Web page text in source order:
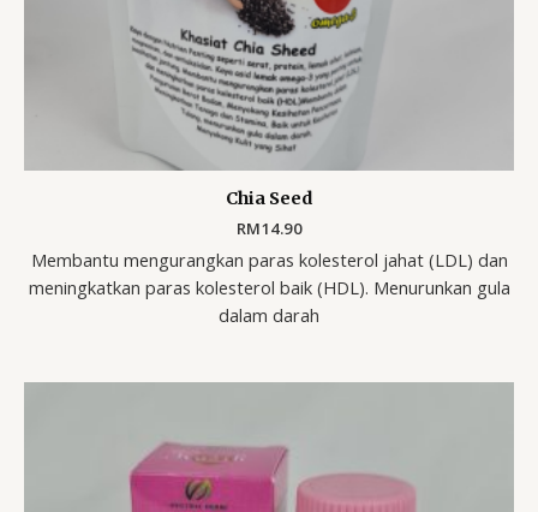
Chia Seed
RM14.90
Membantu mengurangkan paras kolesterol jahat (LDL) dan
meningkatkan paras kolesterol baik (HDL). Menurunkan gula
dalam darah